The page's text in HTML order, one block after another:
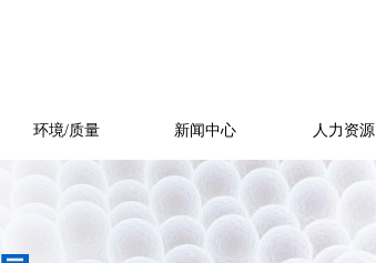
环境/质量 新闻中心 人力资源